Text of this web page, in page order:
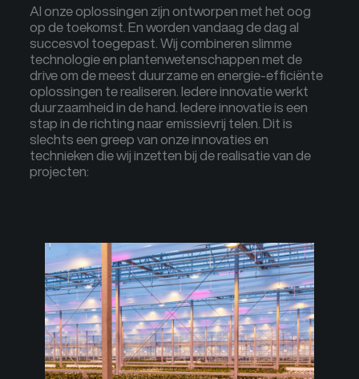
Al onze oplossingen zijn ontworpen met het oog
op de toekomst. En worden vandaag de dag al
succesvol toegepast. Wij combineren slimme
technologie en plantenwetenschappen met de
drive om de meest duurzame en energie-efficiënte
oplossingen te realiseren. Iedere innovatie werkt
duurzaamheid in de hand. Iedere innovatie is een
stap in de richting naar emissievrij telen. Dit is
slechts een greep van onze innovaties en
technieken die wij inzetten bij de realisatie van de
projecten: